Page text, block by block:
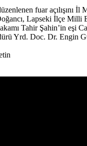
fuar açılışını
Lapseki İlçe
Tahir Şahin’in eşi
Yrd. Doc. Dr. Engin